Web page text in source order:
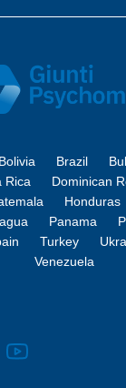
Bolivia Brazil
Rica Dominican
Honduras
Panama
Turkey
Venezuela